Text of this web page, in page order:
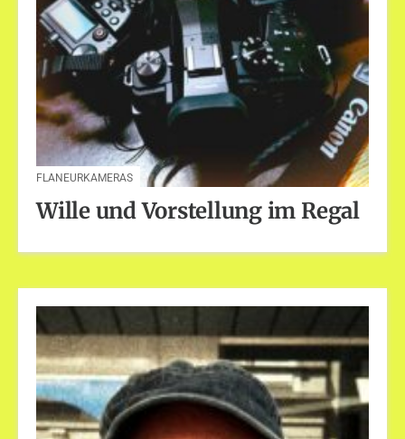
FLANEURKAMERAS
Wille und Vorstellung im Regal